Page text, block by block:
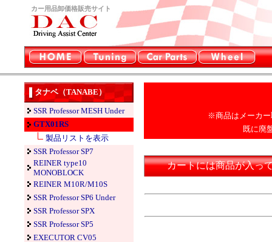
カー用品卸価格販売サイト
タナベ（TANABE）
SSR Professor MESH Under
GTX01RS
製品リストを表示
SSR Professor SP7
REINER type10
MONOBLOCK
REINER M10R/M10S
SSR Professor SP6 Under
SSR Professor SPX
SSR Professor SP5
EXECUTOR CV05
※商品はメーカー
既に廃
カートには商品が入っ